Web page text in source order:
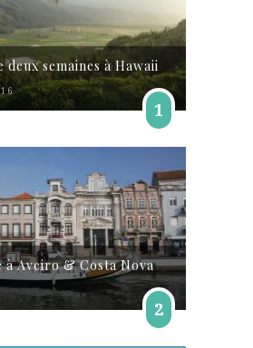
semaines à Hawaii
1
à Aveiro & Costa Nova
2